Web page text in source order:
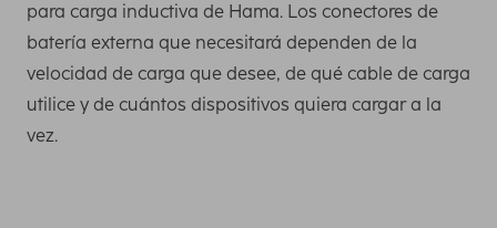
para carga inductiva de Hama. Los conectores de
batería externa que necesitará dependen de la
velocidad de carga que desee, de qué cable de carga
utilice y de cuántos dispositivos quiera cargar a la
vez.